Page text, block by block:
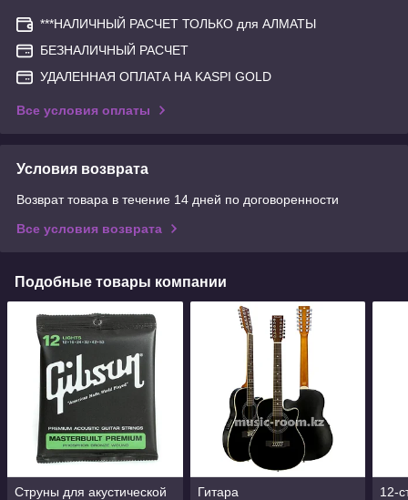
***НАЛИЧНЫЙ РАСЧЕТ ТОЛЬКО для АЛМАТЫ
БЕЗНАЛИЧНЫЙ РАСЧЕТ
УДАЛЕННАЯ ОПЛАТА НА KASPI GOLD
Все условия оплаты
Условия возврата
Возврат товара в течение 14 дней по договоренности
Все условия возврата
Подобные товары компании
Струны для акустической
Гитара
12-